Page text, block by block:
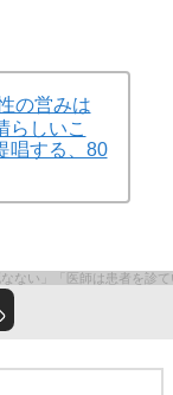
の営みは
らしいこ
唱する、80
ない」「医師は患者を診